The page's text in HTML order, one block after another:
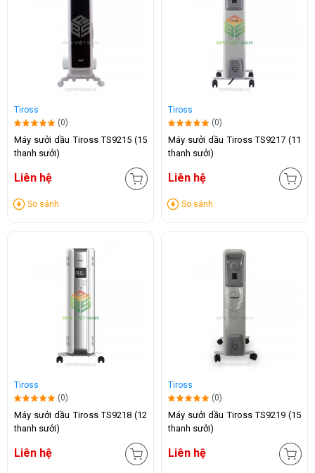
Tiross
(0)
Máy sưởi dầu Tiross TS9215 (15
thanh sưởi)
Liên hệ
So sánh
Tiross
(0)
Máy sưởi dầu Tiross TS9217 (11
thanh sưởi)
Liên hệ
So sánh
Tiross
(0)
Máy sưởi dầu Tiross TS9218 (12
thanh sưởi)
Liên hệ
Tiross
(0)
Máy sưởi dầu Tiross TS9219 (15
thanh sưởi)
Liên hệ